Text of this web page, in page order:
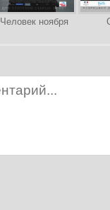
Человек ноября